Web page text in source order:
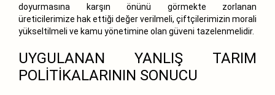
doyurmasına karşın önünü görmekte zorlanan
üreticilerimize hak ettiği değer verilmeli, çiftçilerimizin morali
yükseltilmeli ve kamu yönetimine olan güveni tazelenmelidir.
UYGULANAN YANLIŞ TARIM
POLİTİKALARININ SONUCU